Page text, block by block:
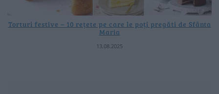
Torturi festive – 10 rețete pe care le poți pregăti de Sfânta
Maria
13.08.2025